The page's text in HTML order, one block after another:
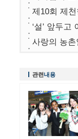
제10회 제
‘설’ 앞두고
사랑의 농촌
관련내용